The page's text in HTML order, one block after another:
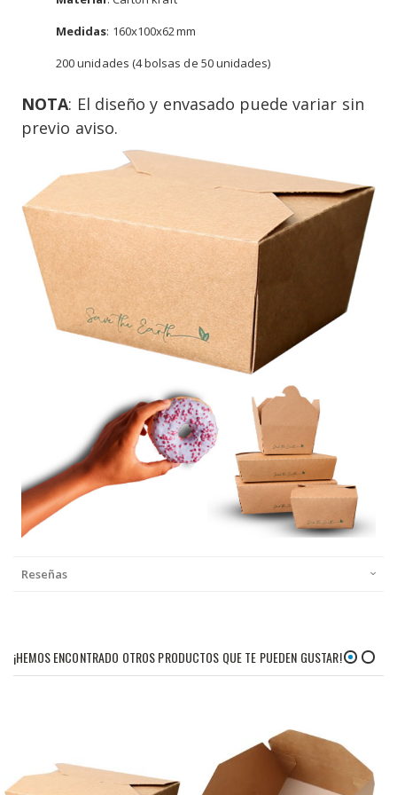
Medidas: 160x100x62 mm
200 unidades (4 bolsas de 50 unidades)
NOTA: El diseño y envasado puede variar sin
previo aviso.
Reseñas
¡HEMOS ENCONTRADO OTROS PRODUCTOS QUE TE PUEDEN GUSTAR!